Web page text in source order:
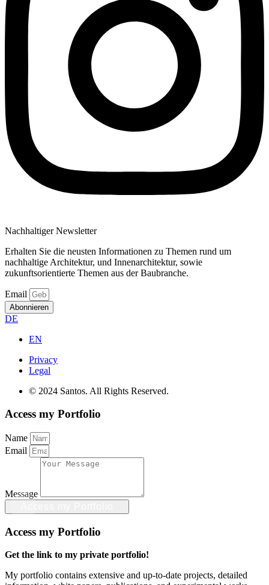
Nachhaltiger Newsletter
Erhalten Sie die neusten Informationen zu Themen rund um
nachhaltige Architektur, und Innenarchitektur, sowie
zukunftsorientierte Themen aus der Baubranche.
Email
Abonnieren
DE
EN
Privacy
Legal
© 2024 Santos. All Rights Reserved.
Access my Portfolio
Name
Email
Message
Access my Portfolio
Get the link to my private portfolio!
My portfolio contains extensive and up-to-date projects, detailed